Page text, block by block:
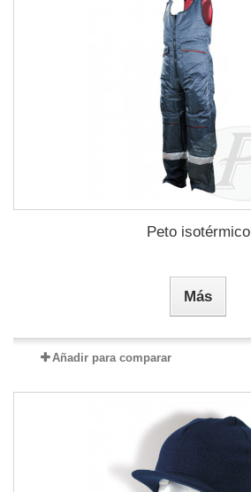
Peto isotérmico
Más
Añadir para comparar